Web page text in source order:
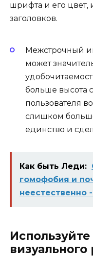
шрифта и его цвет,
заголовков.
Межстрочный
может
больше высота
пользователя
слишком
единство и
Как быть Леди:
гомофобия и
неестественно
Используйте
визуального